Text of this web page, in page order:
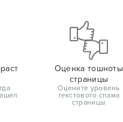
Оценка тошноты
страницы
Оцените уровень
текстового спама
страницы